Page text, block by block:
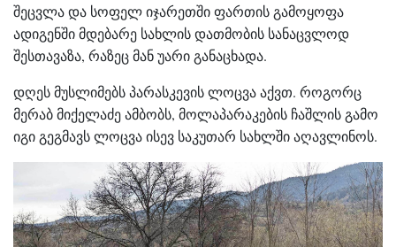
შეცვლა და სოფელ იჯარეთში ფართის გამოყოფა
ადიგენში მდებარე სახლის დათმობის სანაცვლოდ
შესთავაზა, რაზეც მან უარი განაცხადა.
დღეს მუსლიმებს პარასკევის ლოცვა აქვთ. როგორც
მერაბ მიქელაძე ამბობს, მოლაპარაკების ჩაშლის გამო
იგი გეგმავს ლოცვა ისევ საკუთარ სახლში აღავლინოს.